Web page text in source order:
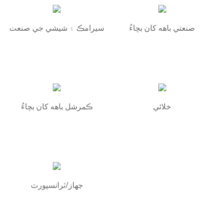
سيرامڪ ۽ شيشي جي صنعت صنعتي باهه کان بچاءُ
ڪمرشل باهه کان بچاءُ خلائي
جهاز/ٽرانسپورٽ